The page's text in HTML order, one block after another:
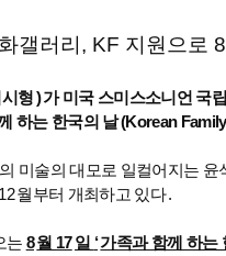
갤러리, KF 지원으로
형)가 미국 스미스소니언 국
하는 한국의 날(Korean
미술의 대모로 일컬어지는 윤
12월부터 개최하고 있다.
는 8월 17일 ‘가족과 함께 하는